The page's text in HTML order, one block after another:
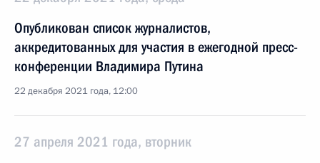
Опубликован список журналистов,
аккредитованных для участия в ежегодной пресс-
конференции Владимира Путина
22 декабря 2021 года, 12:00
27 апреля 2021 года, вторник